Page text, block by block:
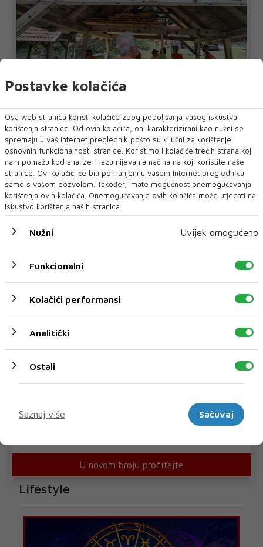
'Pekijada' u Varešu okupila 37 ekipa iz četiri
Trideset i sedam ekipa iz četiri države sudjelovalo je i
takmičilo se danas na jubilarno...
U novom broju pročitajte
Lifestyle
Postavke kolačića
Ova web stranica koristi kolačiće zbog poboljšanja vašeg iskustva
korištenja stranice. Od ovih kolačića, oni karakterizirani kao nužni se
spremaju u vaš Internet preglednik pošto su ključni za korištenje
osnovnih funkcionalnosti stranice. Koristimo i kolačiće trećih strana koji
nam pomažu kod analize i razumijevanja načina na koji koristite naše
stranice. Ovi kolačići će biti pohranjeni u vašem Internet pregledniku
samo s vašom dozvolom. Također, imate mogućnost onemogućavanja
korištenja ovih kolačića. Onemogućavanje ovih kolačića može utjecati na
iskustvo korištenja naših stranica.
Nužni Uvijek omogućeno
Funkcionalni
Kolačići performansi
Analitički
Ostali
Saznaj više
Sačuvaj